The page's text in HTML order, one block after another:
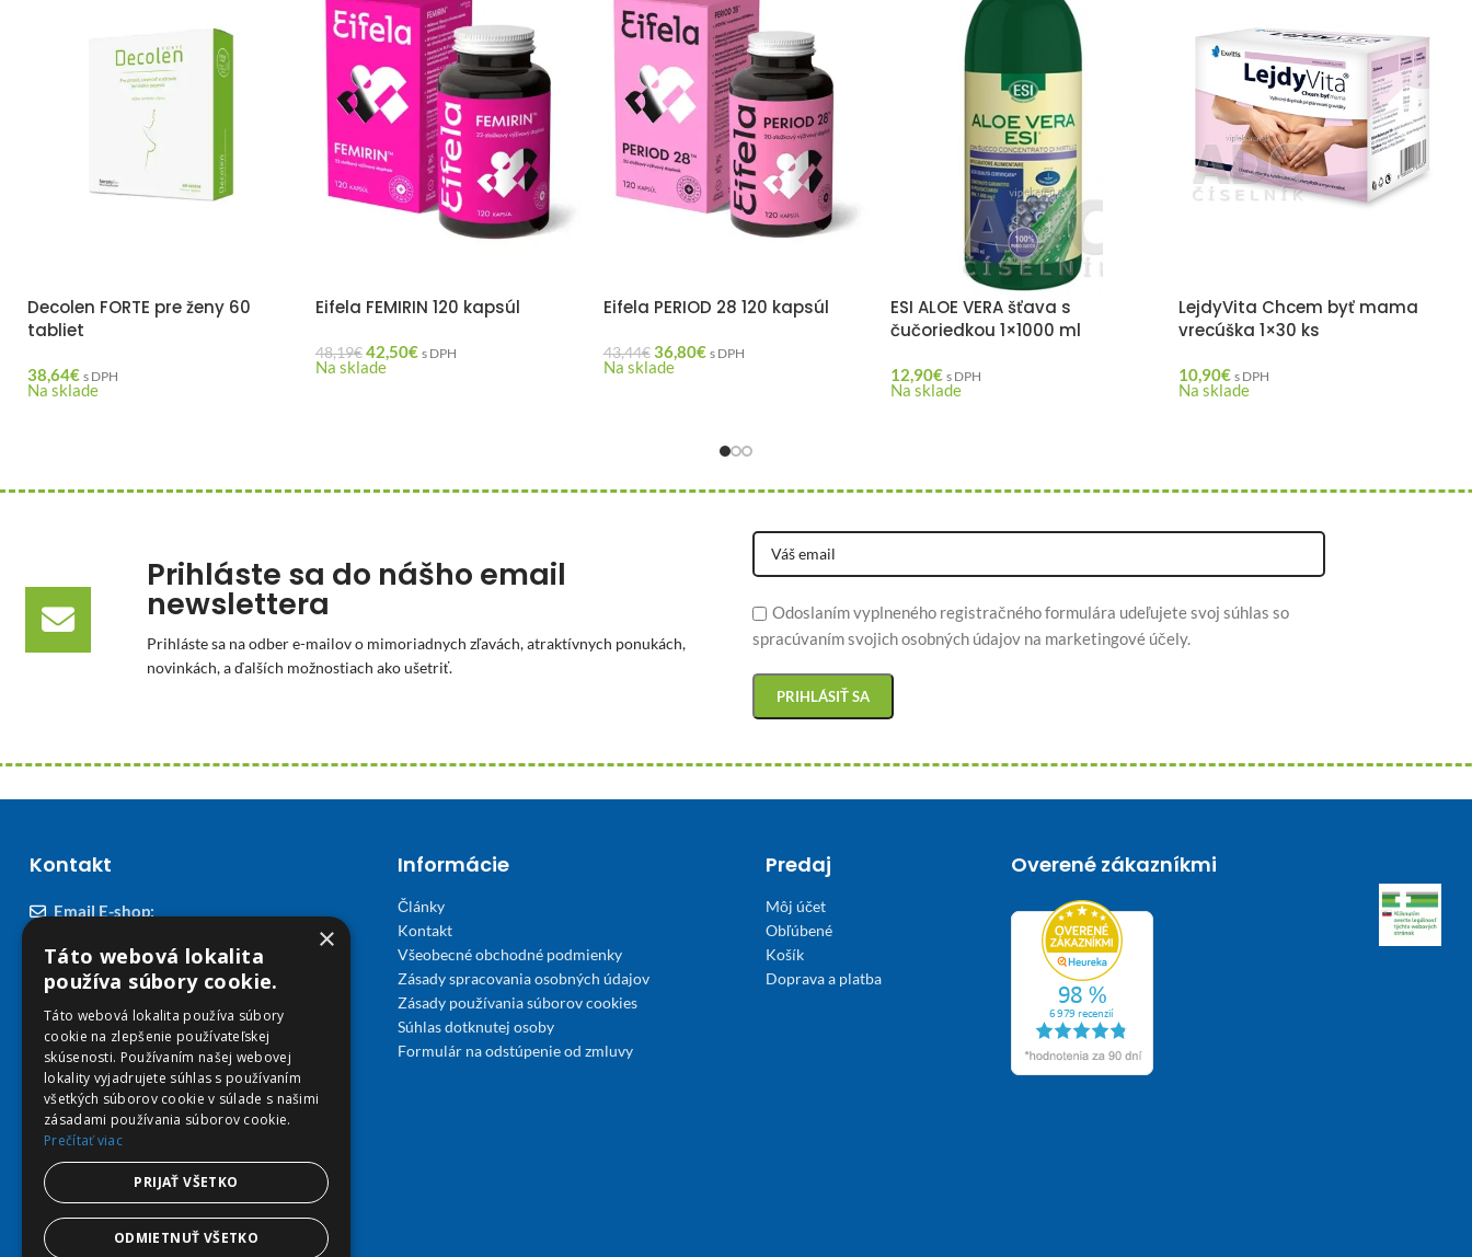
Decolen FORTE pre ženy 60
tabliet
38,64€ s DPH
Na sklade
Eifela FEMIRIN 120 kapsúl
48,19€ 42,50€ s DPH
Na sklade
Eifela PERIOD 28 120 kapsúl
43,44€ 36,80€ s DPH
Na sklade
ESI ALOE VERA šťava s
čučoriedkou 1×1000 ml
12,90€ s DPH
Na sklade
LejdyVita Chcem byť mama
vrecúška 1×30 ks
10,90€ s DPH
Na sklade
Prihláste sa do nášho email
newslettera
Prihláste sa na odber e-mailov o mimoriadnych zľavách, atraktívnych ponukách,
novinkách, a ďalších možnostiach ako ušetriť.
Odoslaním vyplneného registračného formulára udeľujete svoj súhlas so
spracúvaním svojich osobných údajov na marketingové účely.
Kontakt
Email E-shop:
podpora@viplekaren.sk
Telefón E-shop:
0911 678 900(Po - Pia 7:30 - 15:30)
Telefón kamenná Lekáreň VIP Košice:
055 307 78 30
(Po - Ne 8:00 - 18:00)
Adresa Lekáreň VIP:
Severné nábrežie 45, 040 01 Košice
Informácie
Články
Kontakt
Všeobecné obchodné podmienky
Zásady spracovania osobných údajov
Zásady používania súborov cookies
Súhlas dotknutej osoby
Formulár na odstúpenie od zmluvy
Predaj
Môj účet
Obľúbené
Košík
Doprava a platba
Overené zákazníkmi
×
Táto webová lokalita
používa súbory cookie.
Táto webová lokalita používa súbory
cookie na zlepšenie používateľskej
skúsenosti. Používaním našej webovej
lokality vyjadrujete súhlas s používaním
všetkých súborov cookie v súlade s našimi
zásadami používania súborov cookie.
Prečítať viac
PRIJAŤ VŠETKO
ODMIETNUŤ VŠETKO